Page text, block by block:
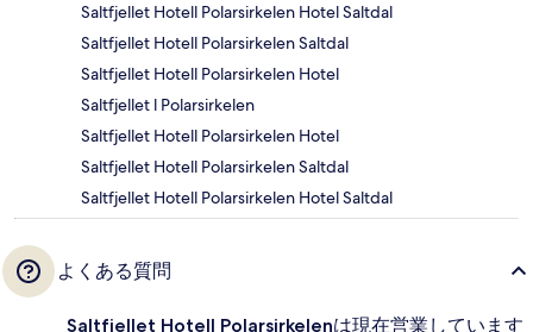
Saltfjellet Hotell Polarsirkelen Hotel Saltdal
Saltfjellet Hotell Polarsirkelen Saltdal
Saltfjellet Hotell Polarsirkelen Hotel
Saltfjellet l Polarsirkelen
Saltfjellet Hotell Polarsirkelen Hotel
Saltfjellet Hotell Polarsirkelen Saltdal
Saltfjellet Hotell Polarsirkelen Hotel Saltdal
よくある質問
Saltfjellet Hotell Polarsirkelenは現在営業しています